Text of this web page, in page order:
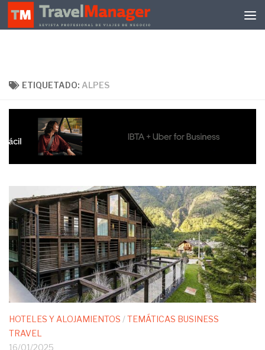
Debajo del contenido
ETIQUETADO: ALPES
HOTELES Y ALOJAMIENTOS /TEMÁTICAS BUSINESS
TRAVEL
16/01/2025